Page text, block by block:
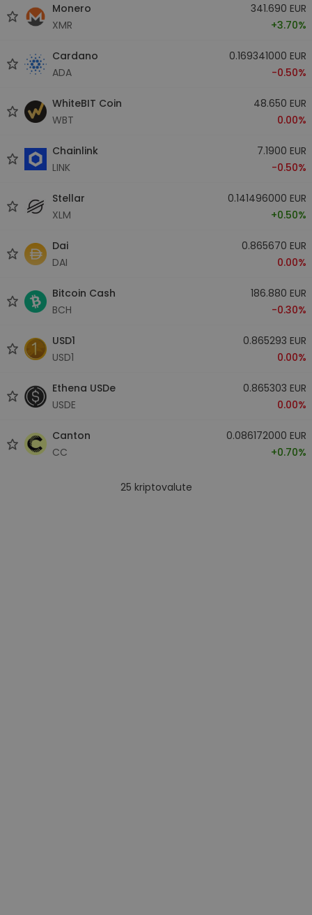
Monero
XMR
341.690 EUR
+3.70%
Cardano
ADA
0.169341000 EUR
-0.50%
WhiteBIT Coin
WBT
48.650 EUR
0.00%
Chainlink
LINK
7.1900 EUR
-0.50%
Stellar
XLM
0.141496000 EUR
+0.50%
Dai
DAI
0.865670 EUR
0.00%
Bitcoin Cash
BCH
186.880 EUR
-0.30%
USD1
USD1
0.865293 EUR
0.00%
Ethena USDe
USDE
0.865303 EUR
0.00%
Canton
CC
0.086172000 EUR
+0.70%
25 kriptovalute